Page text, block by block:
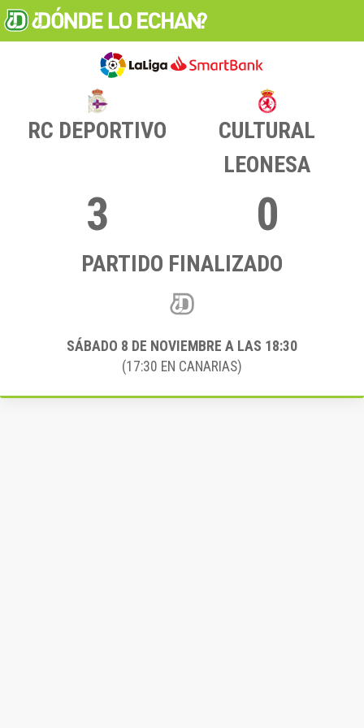
RC DEPORTIVO
CULTURAL
LEONESA
3 0
PARTIDO FINALIZADO
SÁBADO 8 DE NOVIEMBRE A LAS 18:30
(17:30 EN CANARIAS)